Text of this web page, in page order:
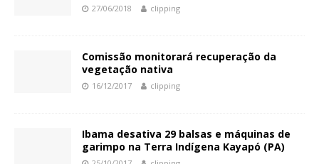
27/06/2018 clipping
Comissão monitorará recuperação da
vegetação nativa
16/12/2017 clipping
Ibama desativa 29 balsas e máquinas de
garimpo na Terra Indígena Kayapó (PA)